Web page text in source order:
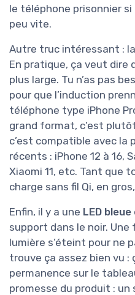
le téléphone prisonnier
peu vite.
Autre truc intéressant : la
En pratique, ça veut dire
plus large. Tu n’as pas
pour que l’induction
téléphone type iPhone
grand format, c’est
c’est compatible avec la
récents : iPhone 12 à 16,
Xiaomi 11, etc. Tant que
charge sans fil Qi, en
Enfin, il y a une LED bleue
support dans le noir.
lumière s’éteint pour ne
trouve ça assez bien vu :
permanence sur le
promesse du produit :